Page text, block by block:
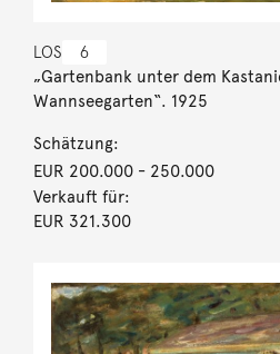
LOS 6
„Gartenbank unter dem
Wannseegarten“. 1925
Schätzung:
EUR 200.000- 250.000
Verkauft für:
EUR 321.300